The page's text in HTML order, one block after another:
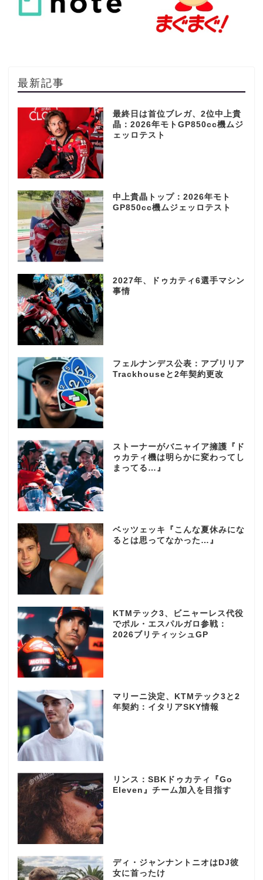
最新記事
最終日は首位ブレガ、2位中上貴
晶：2026年モトGP850cc機ムジ
ェッロテスト
中上貴晶トップ：2026年モト
GP850cc機ムジェッロテスト
2027年、ドゥカティ6選手マシン
事情
フェルナンデス公表：アプリリア
Trackhouseと2年契約更改
ストーナーがバニャイア擁護『ド
ゥカティ機は明らかに変わってし
まってる…』
ベッツェッキ『こんな夏休みにな
るとは思ってなかった…』
KTMテック3、ビニャーレス代役
でポル・エスパルガロ参戦：
2026ブリティッシュGP
マリーニ決定、KTMテック3と2
年契約：イタリアSKY情報
リンス：SBKドゥカティ『Go
Eleven』チーム加入を目指す
ディ・ジャンナントニオはDJ彼
女に首ったけ